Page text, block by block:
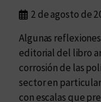
2 de agosto de
Algunas
editorial del libro
corrosión de las
sector en
con escalas que